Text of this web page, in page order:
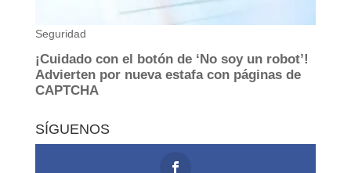
SÍGUENOS